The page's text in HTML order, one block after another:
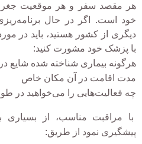
هر مقصد سفر و هر موقعیت
خود است. اگر در حال
دیگری از کشور هستید، باید در
با پزشک خود مشورت کنید:
هرگونه بیماری شناخته شده شایع
مدت اقامت در آن مکان خاص
چه فعالیت‌هایی را می‌خواهید در
با مراقبت مناسب، از بسیاری
پیشگیری نمود از طریق: